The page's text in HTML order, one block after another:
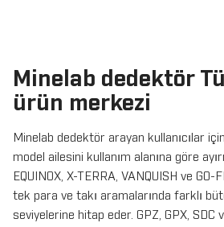
Minelab dedektör
ürün merkezi
Minelab dedektör arayan kullanıcılar
model ailesini kullanım alanına göre
EQUINOX, X-TERRA, VANQUISH ve GO-
tek para ve takı aramalarında farklı
seviyelerine hitap eder. GPZ, GPX,